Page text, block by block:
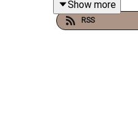
liberala
Show more
RSS